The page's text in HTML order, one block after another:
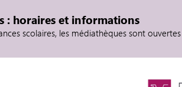
: horaires et informations
scolaires, les médiathèques sont